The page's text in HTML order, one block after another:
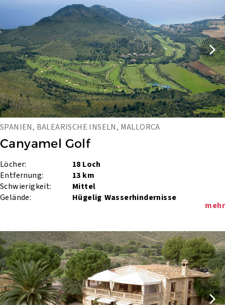
SPANIEN, BALEARISCHE INSELN, MALLORCA
Canyamel Golf
Löcher:
18 Loch
Entfernung:
13 km
Schwierigkeit:
Mittel
Gelände:
Hügelig Wasserhindernisse
mehr